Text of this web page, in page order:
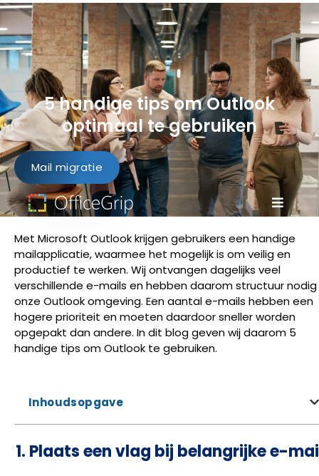
5 handige tips om Outlook
optimaal te gebruiken
Mail migratie
Met Microsoft Outlook krijgen gebruikers een handige
mailapplicatie, waarmee het mogelijk is om veilig en
productief te werken. Wij ontvangen dagelijks veel
verschillende e-mails en hebben daarom structuur nodig
onze Outlook omgeving. Een aantal e-mails hebben een
hogere prioriteit en moeten daardoor sneller worden
opgepakt dan andere. In dit blog geven wij daarom 5
handige tips om Outlook te gebruiken.
Inhoudsopgave
1. Plaats een vlag bij belangrijke e-